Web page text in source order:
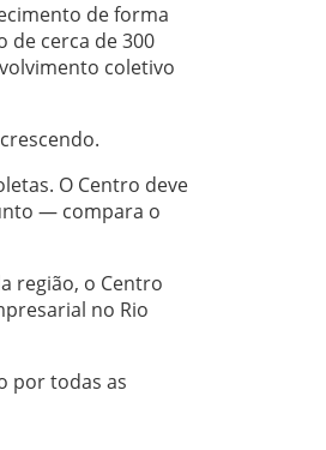
de forma
de cerca de 300
coletivo
O Centro deve
— compara o
região, o Centro
no Rio
por todas as